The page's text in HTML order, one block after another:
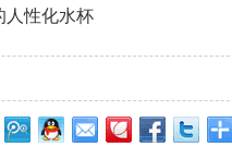
人性化水杯